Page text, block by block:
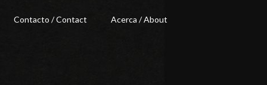
Contacto / Contact Acerca / About